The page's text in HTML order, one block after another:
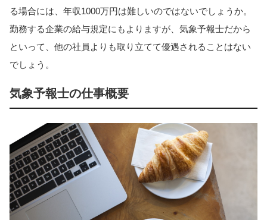
る場合には、年収1000万円は難しいのではないでしょうか。
勤務する企業の給与規定にもよりますが、気象予報士だから
といって、他の社員よりも取り立てて優遇されることはない
でしょう。
気象予報士の仕事概要